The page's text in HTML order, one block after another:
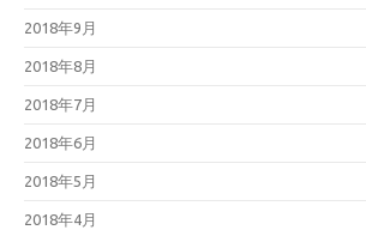
2018年9月
2018年8月
2018年7月
2018年6月
2018年5月
2018年4月